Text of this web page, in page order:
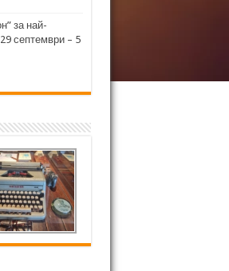
за най-
септември – 5